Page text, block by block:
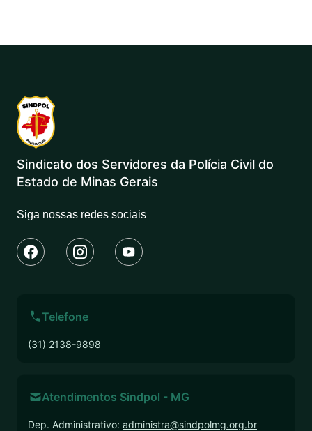
Sindicato dos Servidores da Polícia Civil do
Estado de Minas Gerais
Siga nossas redes sociais
Telefone
(31) 2138-9898
Atendimentos Sindpol - MG
Dep. Administrativo: administra@sindpolmg.org.br